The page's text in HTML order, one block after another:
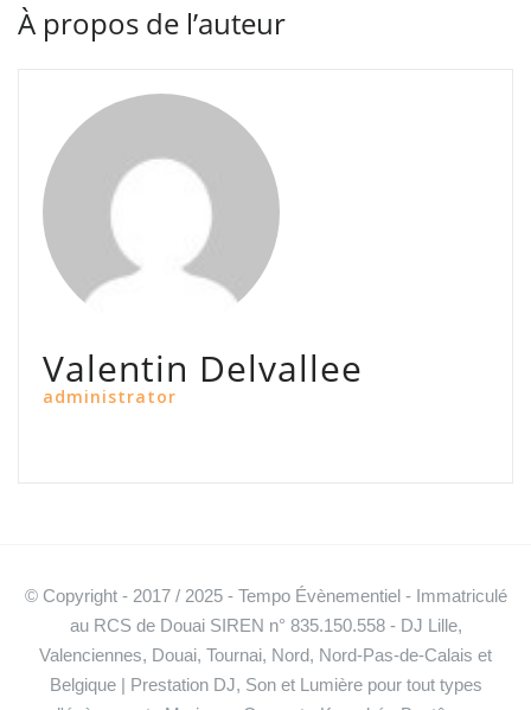
À propos de l’auteur
Valentin Delvallee
administrator
© Copyright - 2017 / 2025 - Tempo Évènementiel - Immatriculé
au RCS de Douai SIREN n° 835.150.558 - DJ Lille,
Valenciennes, Douai, Tournai, Nord, Nord-Pas-de-Calais et
Belgique | Prestation DJ, Son et Lumière pour tout types